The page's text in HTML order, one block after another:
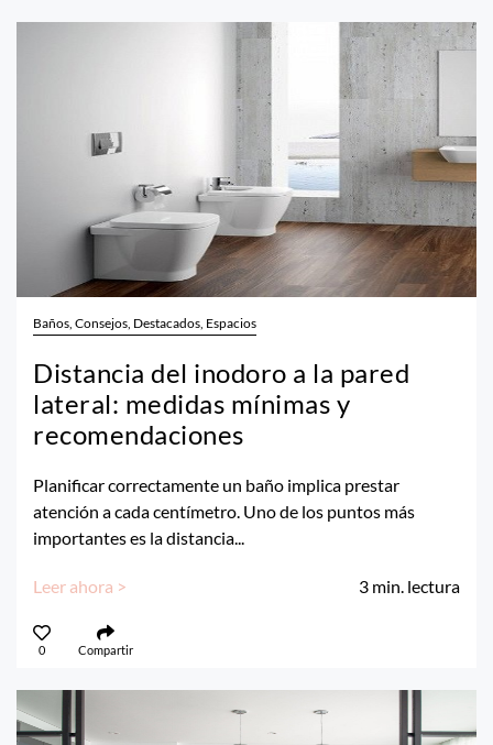
Baños, Consejos, Destacados, Espacios
Distancia del inodoro a la pared
lateral: medidas mínimas y
recomendaciones
Planificar correctamente un baño implica prestar
atención a cada centímetro. Uno de los puntos más
importantes es la distancia...
Leer ahora > 3 min. lectura
0 Compartir